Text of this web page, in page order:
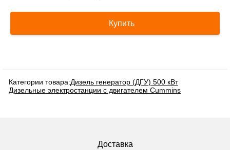
Купить
Категории товара:Дизель генератор (ДГУ) 500 кВт
Дизельные электростанции с двигателем Cummins
Доставка